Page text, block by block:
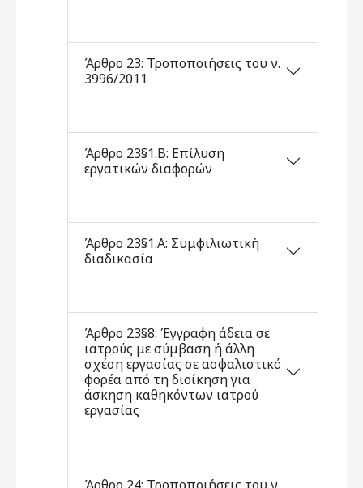
Άρθρο 23: Τροποποιήσεις του ν.
3996/2011
Άρθρο 23§1.Β: Επίλυση
εργατικών διαφορών
Άρθρο 23§1.Α: Συμφιλιωτική
διαδικασία
Άρθρο 23§8: Έγγραφη άδεια σε
ιατρούς με σύμβαση ή άλλη
σχέση εργασίας σε ασφαλιστικό
φορέα από τη διοίκηση για
άσκηση καθηκόντων ιατρού
εργασίας